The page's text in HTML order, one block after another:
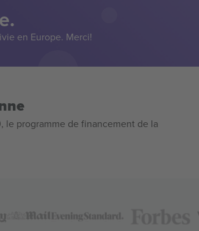
en Europe. Merci!
le programme de financement de la